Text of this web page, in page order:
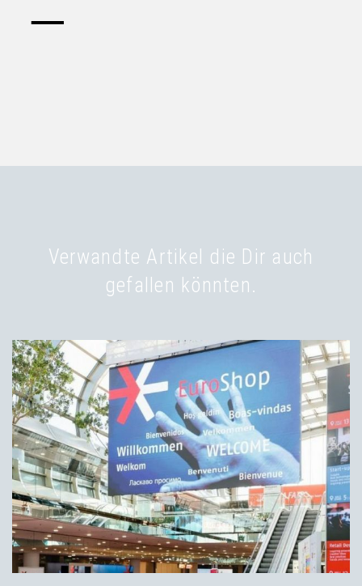
Verwandte Artikel die Dir auch
gefallen könnten.